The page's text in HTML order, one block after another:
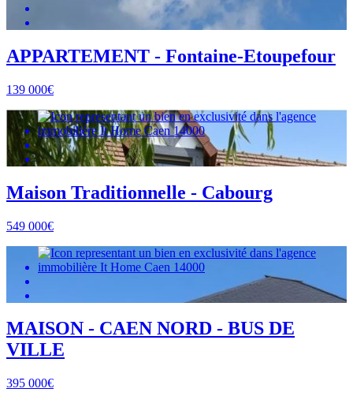
APPARTEMENT - Fontaine-Etoupefour
139 000€
Maison Traditionnelle - Cabourg
549 000€
MAISON - CAEN NORD - BUS DE
VILLE
395 000€